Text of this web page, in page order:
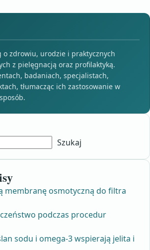
o zdrowiu, urodzie i praktycznych
z pielęgnacją oraz profilaktyką.
badaniach, specjalistach,
tłumacząc ich zastosowanie w
Szukaj
membranę osmotyczną do filtra
podczas procedur
sodu i omega-3 wspierają jelita i